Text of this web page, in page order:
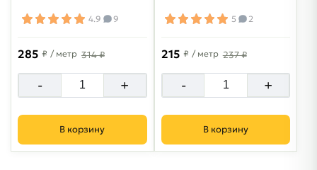
4.9 9
285 ₽ / метр 314 ₽
- +
В корзину
5 2
215 ₽ / метр 237 ₽
- +
В корзину